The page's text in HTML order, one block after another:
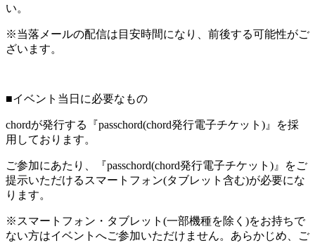
い。
※当落メールの配信は目安時間になり、前後する可能性がご
ざいます。
■イベント当日に必要なもの
chordが発行する『passchord(chord発行電子チケット)』を採
用しております。
ご参加にあたり、『passchord(chord発行電子チケット)』をご
提示いただけるスマートフォン(タブレット含む)が必要にな
ります。
※スマートフォン・タブレット(一部機種を除く)をお持ちで
ない方はイベントへご参加いただけません。あらかじめ、ご